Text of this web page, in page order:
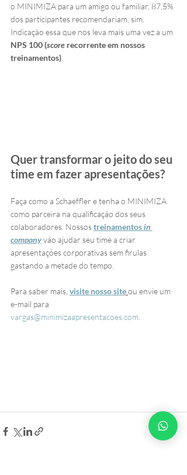
o MINIMIZA para um amigo ou familiar, 87,5%
dos participantes recomendariam, sim.
Indicação essa que nos leva mais uma vez a um
NPS 100 (score recorrente em nossos
treinamentos)
Quer transformar o jeito do seu
time em fazer apresentações?
Faça como a Schaeffler e tenha o MINIMIZA
como parceira na qualificação dos seus
colaboradores. Nossos treinamentos in
company vão ajudar seu time a criar
apresentações corporativas sem firulas
gastando a metade do tempo.
Para saber mais, visite nosso siteou envie um
e-mail para
vargas@minimizaapresentacoes.com